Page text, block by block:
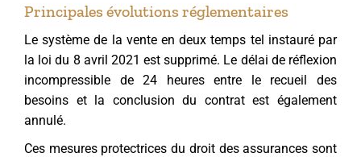
Principales évolutions réglementaires
Le système de la vente en deux temps tel instauré par
la loi du 8 avril 2021 est supprimé. Le délai de réflexion
incompressible de 24 heures entre le recueil des
besoins et la conclusion du contrat est également
annulé.
Ces mesures protectrices du droit des assurances sont